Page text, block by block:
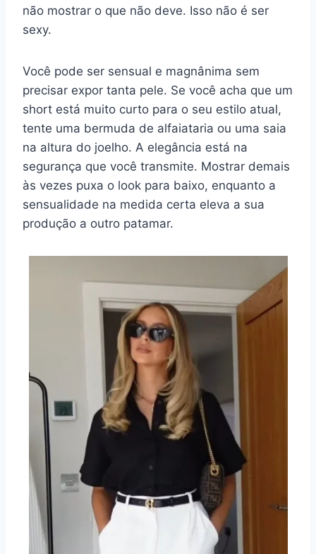
não mostrar o que não deve. Isso não é ser
sexy.
Você pode ser sensual e magnânima sem
precisar expor tanta pele. Se você acha que um
short está muito curto para o seu estilo atual,
tente uma bermuda de alfaiataria ou uma saia
na altura do joelho. A elegância está na
segurança que você transmite. Mostrar demais
às vezes puxa o look para baixo, enquanto a
sensualidade na medida certa eleva a sua
produção a outro patamar.